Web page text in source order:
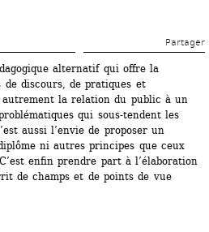
Partager
alternatif qui offre la
de discours, de pratiques et
autrement la relation du public à un
qui sous-tendent les
aussi l’envie de proposer un
ni autres principes que ceux
enfin prendre part à l’élaboration
de champs et de points de vue